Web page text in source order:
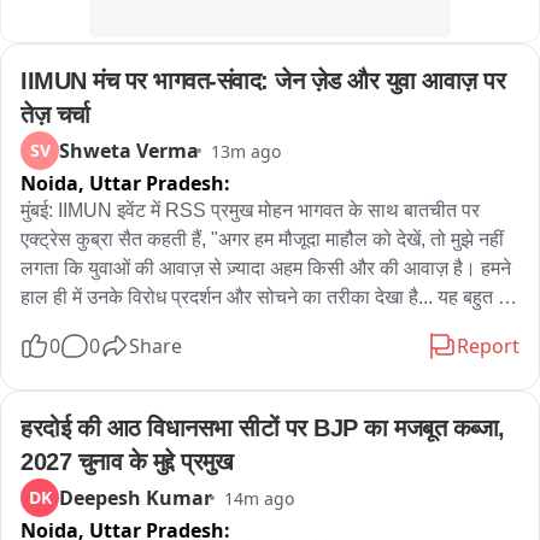
IIMUN मंच पर भागवत-संवाद: जेन ज़ेड और युवा आवाज़ पर
तेज़ चर्चा
SV Shweta Verma 13m ago
Noida, Uttar Pradesh:
मुंबई: IIMUN इवेंट में RSS प्रमुख मोहन भागवत के साथ बातचीत पर
एक्ट्रेस कुब्रा सैत कहती हैं, "अगर हम मौजूदा माहौल को देखें, तो मुझे नहीं
लगता कि युवाओं की आवाज़ से ज़्यादा अहम किसी और की आवाज़ है। हमने
हाल ही में उनके विरोध प्रदर्शन और सोचने का तरीका देखा है... यह बहुत
हैं, "मुझे लगता है कि IIMUN ने आज एक शानदार कार्यक्रम आयोजित
(IIMUN के संस्थापक) ने परम पूज्य मोहन भागवत जी के साथ बहुत अच्छी
बातचीत की। उस बातचीत के हर शब्द और हर लाइन से एक साफ़ दिशा
मिली। मोहन जी ने सभी सवालों کا जवाब बहुत संवेदनशीलता के साथ
दिया। उन्होंने कीमती सुझाव दिए और हर बात को बहुत साफ़-साफ़
समझाया..." अमृता फडणवीस - आइए आगे की ओर देखें हमारे बच्चों की
0 0 Share Report
हरदोई की आठ विधानसभा सीटों पर BJP का मजबूत कब्जा,
2027 चुनाव के मुद्दे प्रमुख
DK Deepesh Kumar 14m ago
Noida, Uttar Pradesh: